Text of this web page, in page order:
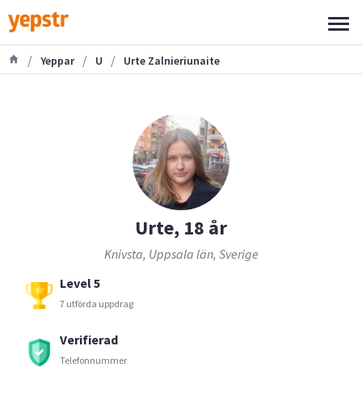
/ Yeppar / U / Urte Zalnieriunaite
Urte, 18 år
Knivsta, Uppsala län, Sverige
Level 5
7 utförda uppdrag
Verifierad
Telefonnummer